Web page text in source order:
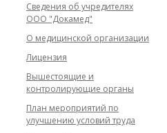
Сведения об учредителях
ООО "Докамед"
О медицинской организации
Лицензия
Вышестоящие и
контролирующие органы
План мероприятий по
улучшению условий труда